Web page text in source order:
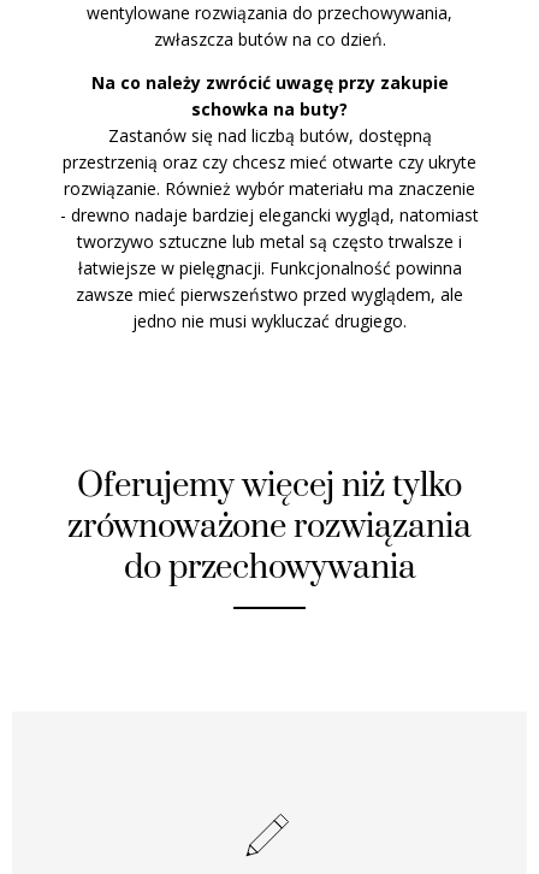
wentylowane rozwiązania do przechowywania,
zwłaszcza butów na co dzień.
Na co należy zwrócić uwagę przy zakupie
schowka na buty?
Zastanów się nad liczbą butów, dostępną
przestrzenią oraz czy chcesz mieć otwarte czy ukryte
rozwiązanie. Również wybór materiału ma znaczenie
- drewno nadaje bardziej elegancki wygląd, natomiast
tworzywo sztuczne lub metal są często trwalsze i
łatwiejsze w pielęgnacji. Funkcjonalność powinna
zawsze mieć pierwszeństwo przed wyglądem, ale
jedno nie musi wykluczać drugiego.
Oferujemy więcej niż tylko
zrównoważone rozwiązania
do przechowywania